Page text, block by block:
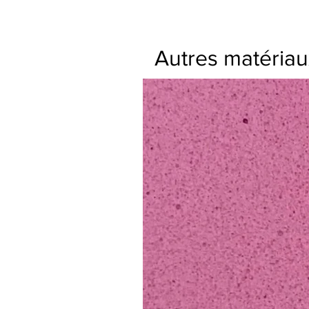
Autres